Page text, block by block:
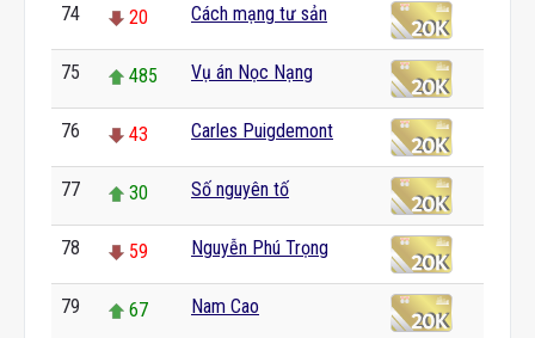
74 20 Cách mạng tư sản
75 485 Vụ án Nọc Nạng
76 43 Carles Puigdemont
77 30 Số nguyên tố
78 59 Nguyễn Phú Trọng
79 67 Nam Cao